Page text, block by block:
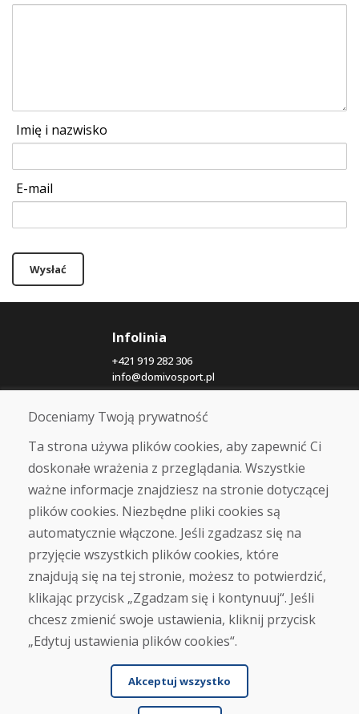
Imię i nazwisko
E-mail
Wysłać
Infolinia
+421 919 282 306
info@domivosport.pl
O nas
Blog
O nas
Sklep
Kontakt
Zakup
Sklep internetowy
Warunki handlowe
Transport
Zapłata
Skarga
Zwrot i wymiana towaru
Ochrona danych osobowych
Cookies
Doceniamy Twoją prywatność
Ta strona używa plików cookies, aby zapewnić Ci
doskonałe wrażenia z przeglądania. Wszystkie
ważne informacje znajdziesz na stronie dotyczącej
plików cookies. Niezbędne pliki cookies są
automatycznie włączone. Jeśli zgadzasz się na
przyjęcie wszystkich plików cookies, które
znajdują się na tej stronie, możesz to potwierdzić,
klikając przycisk „Zgadzam się i kontynuuj“. Jeśli
chcesz zmienić swoje ustawienia, kliknij przycisk
„Edytuj ustawienia plików cookies“.
Akceptuj wszystko